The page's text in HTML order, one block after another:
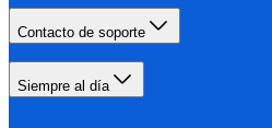
Contacto de soporte
Siempre al día